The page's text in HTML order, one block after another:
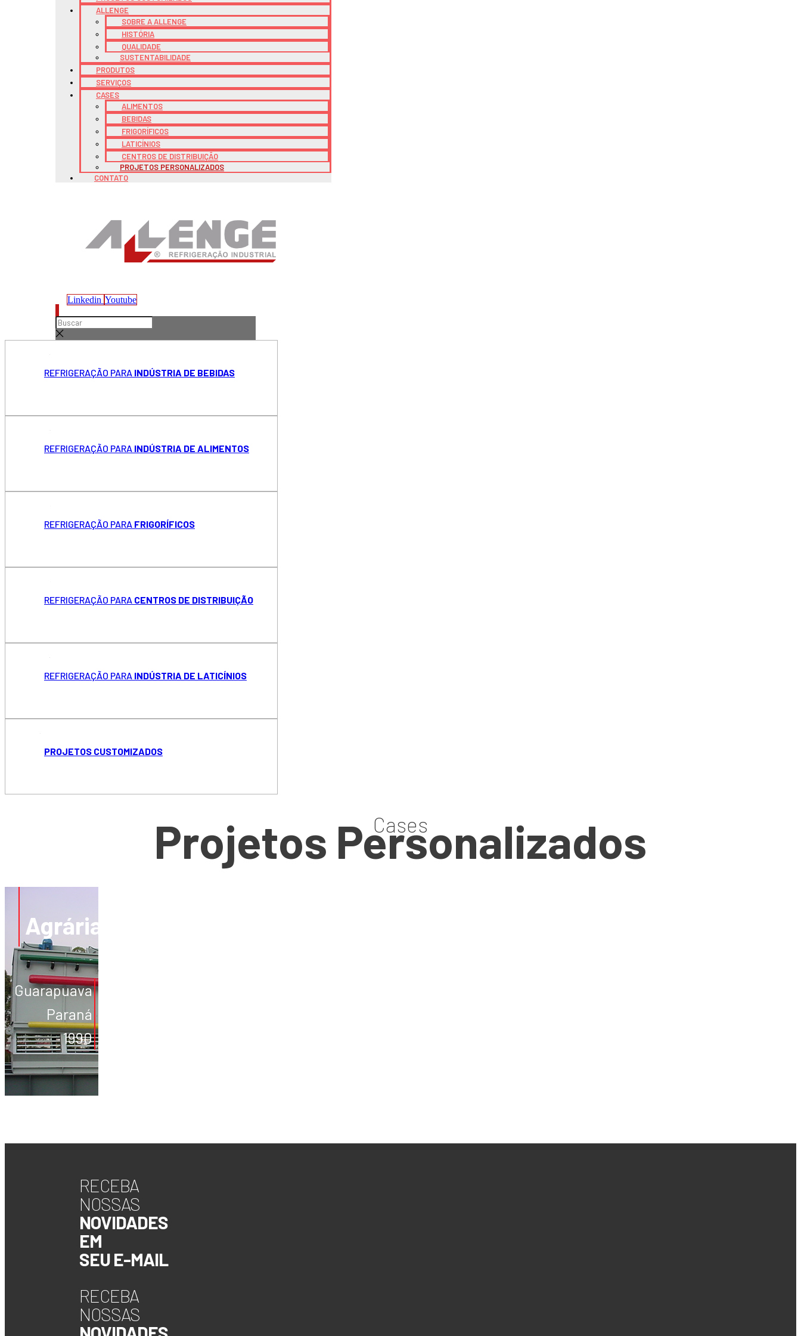
ALLENGE
SOBRE A ALLENGE
HISTÓRIA
QUALIDADE
SUSTENTABILIDADE
PRODUTOS
SERVIÇOS
CASES
ALIMENTOS
BEBIDAS
FRIGORÍFICOS
LATICÍNIOS
CENTROS DE DISTRIBUIÇÃO
PROJETOS PERSONALIZADOS
CONTATO
Linkedin Youtube
REFRIGERAÇÃO PARA INDÚSTRIA DE BEBIDAS
REFRIGERAÇÃO PARA INDÚSTRIA DE ALIMENTOS
REFRIGERAÇÃO PARA FRIGORÍFICOS
REFRIGERAÇÃO PARA CENTROS DE DISTRIBUIÇÃO
REFRIGERAÇÃO PARA INDÚSTRIA DE LATICÍNIOS
PROJETOS CUSTOMIZADOS
Cases
Projetos Personalizados
Agrária
Guarapuava
Paraná
1990
RECEBA
NOSSAS
NOVIDADES
EM
SEU E-MAIL
RECEBA
NOSSAS